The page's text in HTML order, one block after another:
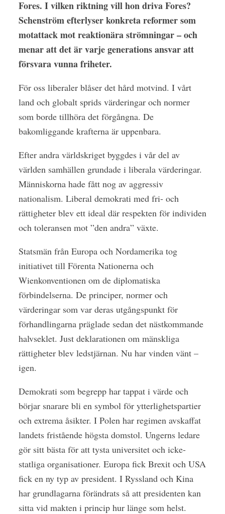
Fores. I vilken riktning vill hon driva Fores?
Schenström efterlyser konkreta reformer som
motattack mot reaktionära strömningar – och
menar att det är varje generations ansvar att
försvara vunna friheter.
För oss liberaler blåser det hård motvind. I vårt
land och globalt sprids värderingar och normer
som borde tillhöra det förgångna. De
bakomliggande krafterna är uppenbara.
Efter andra världskriget byggdes i vår del av
världen samhällen grundade i liberala värderingar.
Människorna hade fått nog av aggressiv
nationalism. Liberal demokrati med fri- och
rättigheter blev ett ideal där respekten för individen
och toleransen mot ”den andra” växte.
Statsmän från Europa och Nordamerika tog
initiativet till Förenta Nationerna och
Wienkonventionen om de diplomatiska
förbindelserna. De principer, normer och
värderingar som var deras utgångspunkt för
förhandlingarna präglade sedan det nästkommande
halvseklet. Just deklarationen om mänskliga
rättigheter blev ledstjärnan. Nu har vinden vänt –
igen.
Demokrati som begrepp har tappat i värde och
börjar snarare bli en symbol för ytterlighetspartier
och extrema åsikter. I Polen har regimen avskaffat
landets fristående högsta domstol. Ungerns ledare
gör sitt bästa för att tysta universitet och icke-
statliga organisationer. Europa fick Brexit och USA
fick en ny typ av president. I Ryssland och Kina
har grundlagarna förändrats så att presidenten kan
sitta vid makten i princip hur länge som helst.